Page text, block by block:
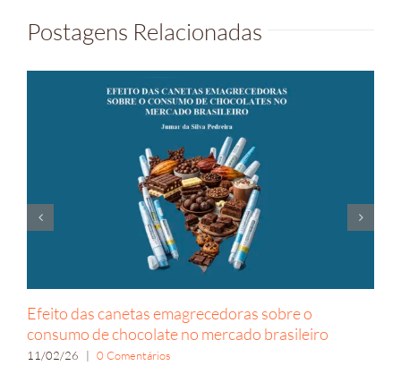
Postagens Relacionadas
Efeito das canetas emagrecedoras sobre o
consumo de chocolate no mercado brasileiro
11/02/26 | 0 Comentários